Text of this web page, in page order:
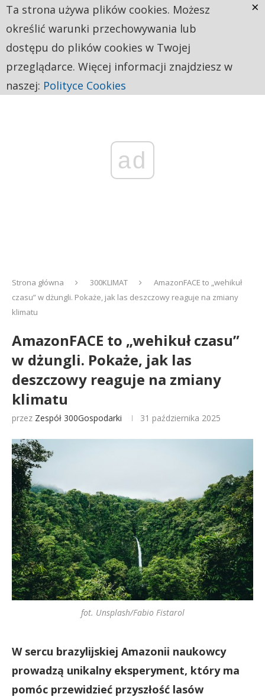
ad
Strona główna 300KLIMAT
AmazonFACE to „wehikuł
czasu” w dżungli. Pokaże, jak las deszczowy reaguje na zmiany
klimatu
AmazonFACE to „wehikuł czasu”
w dżungli. Pokaże, jak las
deszczowy reaguje na zmiany
klimatu
przez Zespół 300Gospodarki 31 października 2025
fot. Unsplash/Fabio Fistarol
W sercu brazylijskiej Amazonii naukowcy
prowadzą unikalny eksperyment, który ma
pomóc przewidzieć przyszłość lasów
Ta strona używa plików cookies. Możesz
określić warunki przechowywania lub
dostępu do plików cookies w Twojej
przeglądarce. Więcej informacji znajdziesz w
naszej: Polityce Cookies
×